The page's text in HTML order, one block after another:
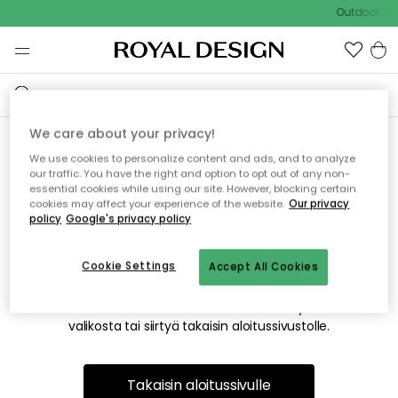
Outdoor
Emme valitettavasti löydä
etsimääsi sivua
Tämä voi johtua siitä, että sivua ei enää ole tai siitä, että se
on siirretty muualle. Pahoittelemme tästä mahdollisesti
valikosta tai siirtyä takaisin aloitussivustolle.
Takaisin aloitussivulle
We care about your privacy!
We use cookies to personalize content and ads, and to analyze
our traffic. You have the right and option to opt out of any non-
essential cookies while using our site. However, blocking certain
cookies may affect your experience of the website. Our privacy
policy Google's privacy policy
Accept All Cookies
Cookie Settings